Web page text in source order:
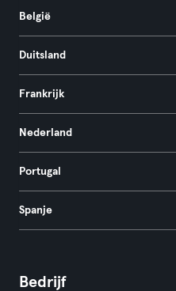
België
Duitsland
Frankrijk
Nederland
Portugal
Spanje
Bedrijf